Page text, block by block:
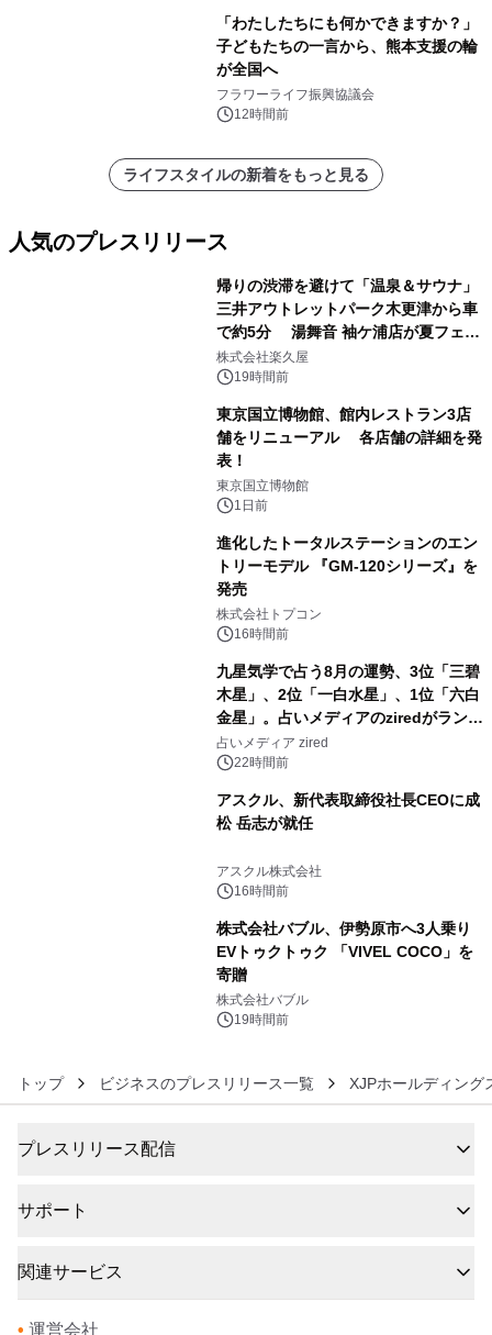
「わたしたちにも何かできますか？」
子どもたちの一言から、熊本支援の輪
が全国へ
フラワーライフ振興協議会
12時間前
ライフスタイルの新着をもっと見る
人気のプレスリリース
帰りの渋滞を避けて「温泉＆サウナ」
三井アウトレットパーク木更津から車
で約5分 湯舞音 袖ケ浦店が夏フェア
メニューを提供
株式会社楽久屋
19時間前
東京国立博物館、館内レストラン3店
舗をリニューアル 各店舗の詳細を発
表！
東京国立博物館
1日前
進化したトータルステーションのエン
トリーモデル 『GM-120シリーズ』を
発売
株式会社トプコン
16時間前
九星気学で占う8月の運勢、3位「三碧
木星」、2位「一白水星」、1位「六白
金星」。占いメディアのziredがランキ
ングを発表
占いメディア zired
22時間前
アスクル、新代表取締役社長CEOに成
松 岳志が就任
アスクル株式会社
16時間前
株式会社バブル、伊勢原市へ3人乗り
EVトゥクトゥク 「VIVEL COCO」を
寄贈
株式会社バブル
19時間前
トップ ビジネスのプレスリリース一覧 XJPホールディング
プレスリリース配信
サポート
関連サービス
• 運営会社